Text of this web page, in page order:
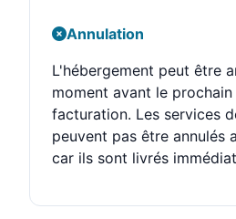
Annulation
L'hébergement peut être
moment avant le
facturation. Les services
peuvent pas être annulés
car ils sont livrés